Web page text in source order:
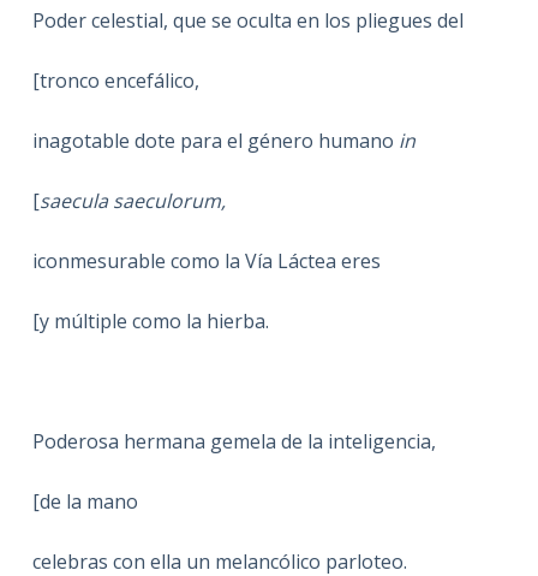
Poder celestial, que se oculta en los pliegues del
[tronco encefálico,
inagotable dote para el género humano in
[saecula saeculorum,
iconmesurable como la Vía Láctea eres
[y múltiple como la hierba.
Poderosa hermana gemela de la inteligencia,
[de la mano
celebras con ella un melancólico parloteo.